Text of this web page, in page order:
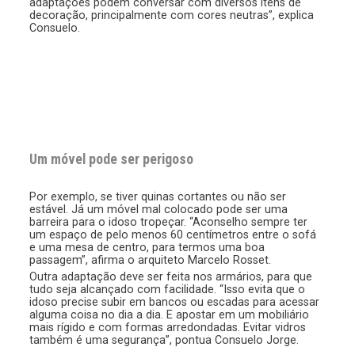
decoração, principalmente com cores neutras”, explica
Consuelo.
Um móvel pode ser perigoso
Por exemplo, se tiver quinas cortantes ou não ser
estável. Já um móvel mal colocado pode ser uma
barreira para o idoso tropeçar. “Aconselho sempre ter
um espaço de pelo menos 60 centímetros entre o sofá
e uma mesa de centro, para termos uma boa
passagem”, afirma o arquiteto Marcelo Rosset.
Outra adaptação deve ser feita nos armários, para que
tudo seja alcançado com facilidade. “Isso evita que o
idoso precise subir em bancos ou escadas para acessar
alguma coisa no dia a dia. E apostar em um mobiliário
mais rígido e com formas arredondadas. Evitar vidros
também é uma segurança”, pontua Consuelo Jorge.